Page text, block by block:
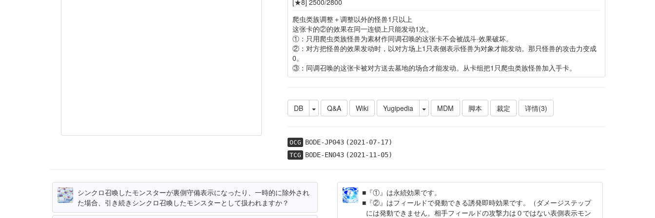
爬虫类族调整＋调整以外的怪兽1只以上
这张卡的②的效果在同一连锁上只能发动1次。
①：只用爬虫类族怪兽为素材作同调召唤的这张卡不会被战斗·效果破坏。
②：对方把怪兽的效果发动时，以对方场上1只表侧表示怪兽为对象才能发动。那只怪兽的攻击力变成
0。
③：同调召唤的这张卡被对方送去墓地的场合才能发动。从卡组把1只爬虫类族怪兽加入手卡。
DB Q&A Wiki Yugipedia MDM 脚本 裁定 详情(3)
OCG BODE-JP043(2021-07-17)
TCG BODE-EN043(2021-11-05)
シンクロ召喚したモンスターが裏側守備表示になったり、一時的に除外され
た場合、引き続きシンクロ召喚したモンスターとして扱われますか？
『①』は永続効果です。
『②』はフィールドで発動できる誘発即時効果です。（ダメージステップ
には発動できません。相手フィールドの攻撃力は０ではない表側表示モン